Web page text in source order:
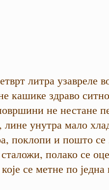
литра узавреле
кашике здраво
не нестане
лине унутра мало
поклопи и пошто се
полако се
се метне по једна